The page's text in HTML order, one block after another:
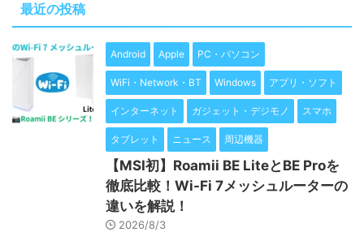
最近の投稿
Android Apple PC・パソコン
WiFi・Network・BT Windows アプリ・ソフト
インターネット ガジェット・デジモノ スマホ
タブレット ニュース 周辺機器
【MSI初】Roamii BE LiteとBE Proを
徹底比較！Wi-Fi 7メッシュルーターの
違いを解説！
2026/8/3